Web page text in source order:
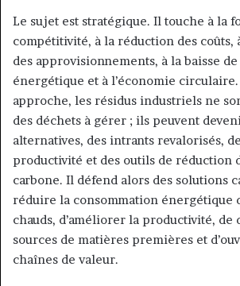
Le sujet est stratégique. Il touche à la
compétitivité, à la réduction des coûts,
des approvisionnements, à la baisse
énergétique et à l’économie circulaire.
approche, les résidus industriels ne
des déchets à gérer ; ils peuvent
alternatives, des intrants revalorisés,
productivité et des outils de réduction
carbone. Il défend alors des solutions
réduire la consommation énergétique
chauds, d’améliorer la productivité,
sources de matières premières et
chaînes de valeur.